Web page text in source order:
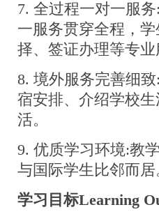
7. 全过程一对一服
一服务贯穿全程，
择、签证办理等专业
8. 境外服务完善细
宿安排、介绍学校
活。
9. 优质学习环境:教
与国际学生比邻而居
学习目标Learning